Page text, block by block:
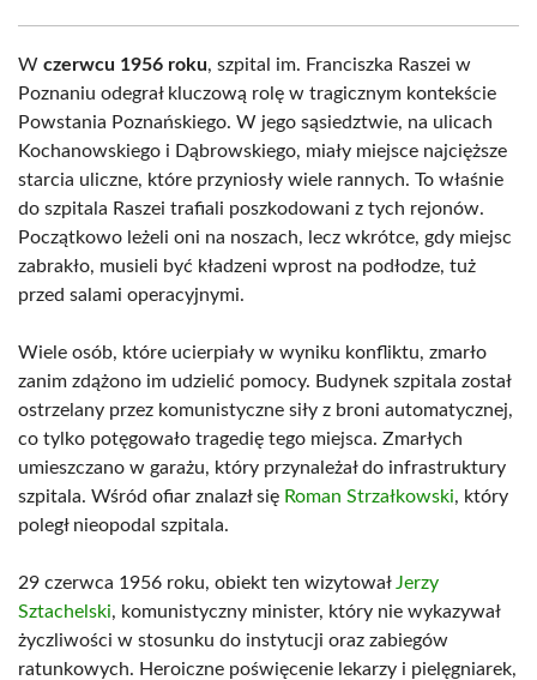
W czerwcu 1956 roku, szpital im. Franciszka Raszei w
Poznaniu odegrał kluczową rolę w tragicznym kontekście
Powstania Poznańskiego. W jego sąsiedztwie, na ulicach
Kochanowskiego i Dąbrowskiego, miały miejsce najcięższe
starcia uliczne, które przyniosły wiele rannych. To właśnie
do szpitala Raszei trafiali poszkodowani z tych rejonów.
Początkowo leżeli oni na noszach, lecz wkrótce, gdy miejsc
zabrakło, musieli być kładzeni wprost na podłodze, tuż
przed salami operacyjnymi.
Wiele osób, które ucierpiały w wyniku konfliktu, zmarło
zanim zdążono im udzielić pomocy. Budynek szpitala został
ostrzelany przez komunistyczne siły z broni automatycznej,
co tylko potęgowało tragedię tego miejsca. Zmarłych
umieszczano w garażu, który przynależał do infrastruktury
szpitala. Wśród ofiar znalazł się Roman Strzałkowski, który
poległ nieopodal szpitala.
29 czerwca 1956 roku, obiekt ten wizytował Jerzy
Sztachelski, komunistyczny minister, który nie wykazywał
życzliwości w stosunku do instytucji oraz zabiegów
ratunkowych. Heroiczne poświęcenie lekarzy i pielęgniarek,